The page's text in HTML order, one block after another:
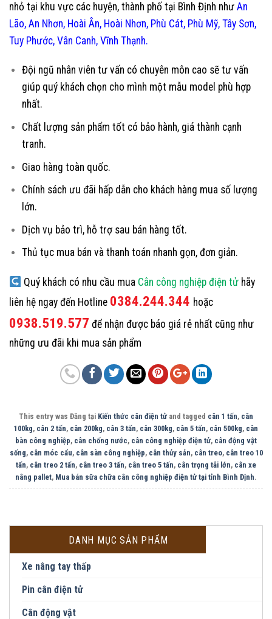
nhỏ tại khu vực các huyện, thành phố tại Bình Định như An
Lão, An Nhơn, Hoài Ân, Hoài Nhơn, Phù Cát, Phù Mỹ, Tây Sơn,
Tuy Phước, Vân Canh, Vĩnh Thạnh.
Đội ngũ nhân viên tư vấn có chuyên môn cao sẽ tư vấn
giúp quý khách chọn cho mình một mẫu model phù hợp
nhất.
Chất lượng sản phẩm tốt có bảo hành, giá thành cạnh
tranh.
Giao hàng toàn quốc.
Chính sách ưu đãi hấp dẫn cho khách hàng mua số lượng
lớn.
Dịch vụ bảo trì, hỗ trợ sau bán hàng tốt.
Thủ tục mua bán và thanh toán nhanh gọn, đơn giản.
Quý khách có nhu cầu mua Cân công nghiệp điện tử hãy
liên hệ ngay đến Hotline 0384.244.344 hoặc
0938.519.577 để nhận được báo giá rẻ nhất cũng như
những ưu đãi khi mua sản phẩm
This entry was Đăng tại Kiến thức cân điện tửand tagged cân 1 tấn, cân
100kg, cân 2 tấn, cân 200kg, cân 3 tấn, cân 300kg, cân 5 tấn, cân 500kg, cân
bàn công nghiệp, cân chống nước, cân công nghiệp điện tử, cân động vật
sống, cân móc cẩu, cân sàn công nghiệp, cân thủy sản, cân treo, cân treo 10
tấn, cân treo 2 tấn, cân treo 3 tấn, cân treo 5 tấn, cân trọng tải lớn, cân xe
nâng pallet, Mua bán sữa chữa cân công nghiệp điện tử tại tỉnh Bình Định.
DANH MỤC SẢN PHẨM
Xe nâng tay thấp
Pin cân điện tử
Cân động vật